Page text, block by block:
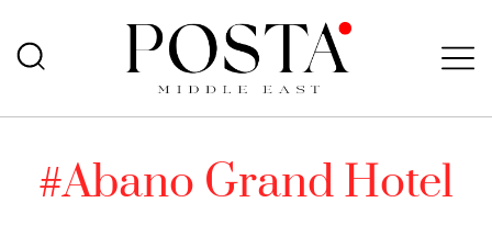
#Abano Grand Hotel